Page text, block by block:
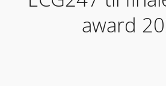
Aktuelt
award